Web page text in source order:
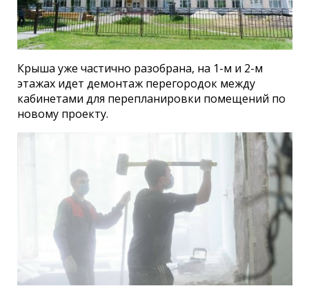
Крыша уже частично разобрана, на 1-м и 2-м
этажах идет демонтаж перегородок между
кабинетами для перепланировки помещений по
новому проекту.